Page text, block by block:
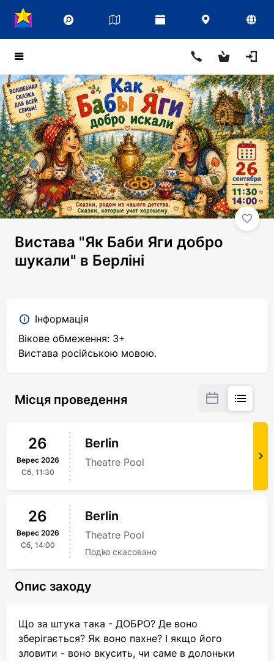
Вистава "Як Баби Яги добро
шукали" в Берліні
Інформація
Вікове обмеження: 3+
Вистава російською мовою.
Місця проведення
26
Верес 2026
Сб, 11:30
Berlin
Theatre Pool
26
Верес 2026
Сб, 14:00
Berlin
Theatre Pool
Подію скасовано
Опис заходу
Що за штука така - ДОБРО? Де воно
зберігається? Як воно пахне? І якщо його
зловити - воно вкусить, чи саме в долоньки